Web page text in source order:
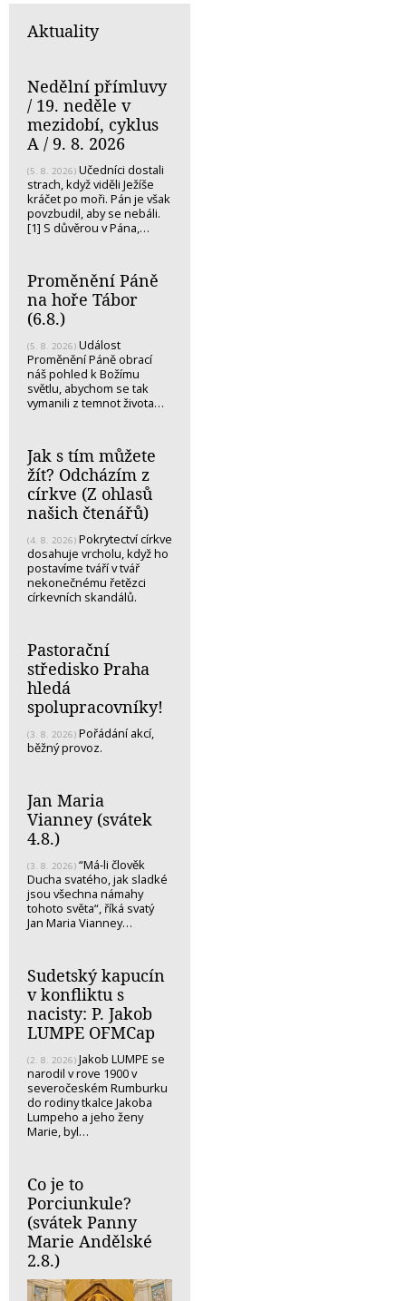
Aktuality
Nedělní přímluvy
/ 19. neděle v
mezidobí, cyklus
A / 9. 8. 2026
(5. 8. 2026) Učedníci dostali
strach, když viděli Ježíše
kráčet po moři. Pán je však
povzbudil, aby se nebáli.
[1] S důvěrou v Pána,…
Proměnění Páně
na hoře Tábor
(6.8.)
(5. 8. 2026) Událost
Proměnění Páně obrací
náš pohled k Božímu
světlu, abychom se tak
vymanili z temnot života…
Jak s tím můžete
žít? Odcházím z
církve (Z ohlasů
našich čtenářů)
(4. 8. 2026) Pokrytectví církve
dosahuje vrcholu, když ho
postavíme tváří v tvář
nekonečnému řetězci
církevních skandálů.
Pastorační
středisko Praha
hledá
spolupracovníky!
(3. 8. 2026) Pořádání akcí,
běžný provoz.
Jan Maria
Vianney (svátek
4.8.)
(3. 8. 2026) “Má-li člověk
Ducha svatého, jak sladké
jsou všechna námahy
tohoto světa“, říká svatý
Jan Maria Vianney…
Sudetský kapucín
v konfliktu s
nacisty: P. Jakob
LUMPE OFMCap
(2. 8. 2026) Jakob LUMPE se
narodil v rove 1900 v
severočeském Rumburku
do rodiny tkalce Jakoba
Lumpeho a jeho ženy
Marie, byl…
Co je to
Porciunkule?
(svátek Panny
Marie Andělské
2.8.)